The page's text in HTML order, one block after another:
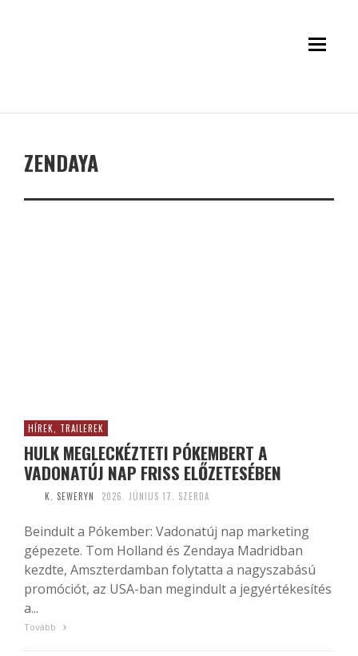
ZENDAYA
HÍREK, TRAILEREK
HULK MEGLECKÉZTETI PÓKEMBERT A
VADONATÚJ NAP FRISS ELŐZETESÉBEN
K. SEWERYN 2026. JÚNIUS 17. SZERDA
Beindult a Pókember: Vadonatúj nap marketing
gépezete. Tom Holland és Zendaya Madridban
kezdte, Amszterdamban folytatta a nagyszabású
promóciót, az USA-ban megindult a jegyértékesítés
a...
Tovább